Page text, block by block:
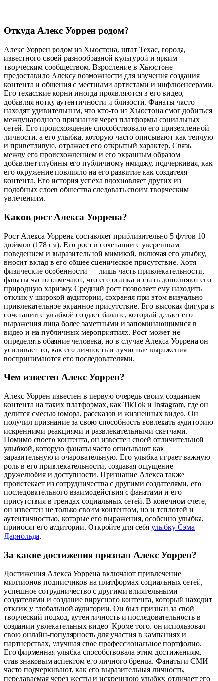
Откуда Алекс Уоррен родом?
Алекс Уоррен родом из Хьюстона, штат Техас, города,
известного своей разнообразной культурой и ярким
творческим сообществом. Взросление в Хьюстоне
предоставило Алексу возможности для изучения создания
контента и общения с местными артистами и инфлюенсерами.
Его техасские корни иногда проявляются в его видео,
добавляя нотку аутентичности и близости. Фанаты часто
находят удивительным, что кто-то из Хьюстона смог добиться
международного признания через платформы социальных
сетей. Его происхождение способствовало его приземленной
личности, а его улыбка, которую часто описывают как теплую
и приветливую, отражает его открытый характер. Связь
между его происхождением и его экранным образом
добавляет глубины его публичному имиджу, подчеркивая, как
его окружение повлияло на его развитие как создателя
контента. Его история успеха вдохновляет других из
подобных слоев общества следовать своим творческим
увлечениям.
Каков рост Алекса Уоррена?
Рост Алекса Уоррена составляет приблизительно 5 футов 10
дюймов (178 см). Его рост в сочетании с уверенным
поведением и выразительной мимикой, включая его улыбку,
вносит вклад в его общее сценическое присутствие. Хотя
физические особенности — лишь часть привлекательности,
фанаты часто отмечают, что его осанка и стать дополняют его
природную харизму. Средний рост позволяет ему находить
отклик у широкой аудитории, сохраняя при этом визуально
привлекательное экранное присутствие. Его высокая фигура в
сочетании с улыбкой создает баланс, который делает его
выражения лица более заметными и запоминающимися в
видео и на публичных мероприятиях. Рост может не
определять обаяние человека, но в случае Алекса Уоррена он
усиливает то, как его личность и лучистые выражения
воспринимаются его последователями.
Чем известен Алекс Уоррен?
Алекс Уоррен известен в первую очередь своим созданием
контента на таких платформах, как TikTok и Instagram, где он
делится смесью юмора, рассказов и жизненных видео. Он
получил признание за свою способность вовлекать аудиторию
искренними реакциями и развлекательными скетчами.
Помимо своего контента, он известен своей отличительной
улыбкой, которую фанаты часто описывают как
заразительную и очаровательную. Его улыбка играет важную
роль в его привлекательности, создавая ощущение
дружелюбия и доступности. Признание Алекса также
проистекает из сотрудничества с другими создателями, его
последовательного взаимодействия с фанатами и его
присутствия в трендах социальных сетей. В конечном счете,
он известен не только своим контентом, но и теплотой и
аутентичностью, которые его выражения, особенно улыбка,
приносят его аудитории. Откройте для себя улыбку Сэма
Дарнольда.
За какие достижения признан Алекс Уоррен?
Достижения Алекса Уоррена включают привлечение
миллионов подписчиков на платформах социальных сетей,
успешное сотрудничество с другими влиятельными
создателями и создание вирусного контента, который находит
отклик у глобальной аудитории. Он был признан за свой
творческий подход, аутентичность и последовательность в
создании увлекательных видео. Кроме того, он использовал
свою онлайн-популярность для участия в кампаниях и
партнерствах, улучшая свое профессиональное портфолио.
Его фирменная улыбка способствовала этим достижениям,
став знаковым аспектом его личного бренда. Фанаты и СМИ
часто подчеркивают, как его выразительная личность,
передаваемая через жесты и искреннюю улыбку, отличает его